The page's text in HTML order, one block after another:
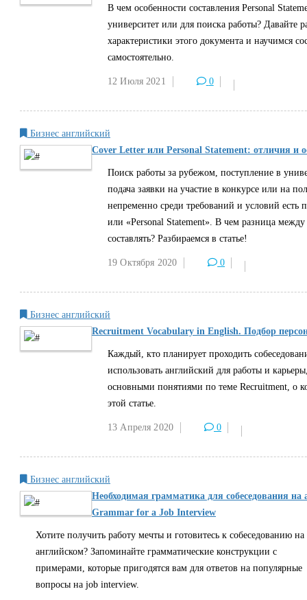
В чем особенности составления Personal
университет или для поиска работы? Давайте
характеристики этого документа и научимся
самостоятельно.
12 Июля 2021 0
Бизнес английский
Cover Letter или Personal Statement: отличия и
Поиск работы за рубежом, поступление в
подача заявки на участие в конкурсе или на
непременно среди требований и условий есть
или «Personal Statement». В чем разница
составлять? Разбираемся в статье!
19 Октября 2020 0
Бизнес английский
Recruitment Vocabulary in English. Подбор
Каждый, кто планирует проходить
использовать английский для работы и
основными понятиями по теме Recruitment, о
этой статье.
13 Апреля 2020 0
Бизнес английский
Необходимая грамматика для собеседования на
Grammar for a Job Interview
Хотите получить работу мечты и готовитесь к собеседованию на
английском? Запоминайте грамматические конструкции с
примерами, которые пригодятся вам для ответов на популярные
вопросы на job interview.